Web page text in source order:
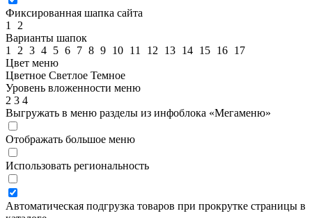
Фиксированная шапка сайта
1
2
Варианты шапок
1
2 3 4 5 6 7 8 9 10 11 12 13 14 15 16 17
Цвет меню
Цветное Светлое Темное
Уровень вложенности меню
2 3 4
Выгружать в меню разделы из инфоблока «Мегаменю»
Отображать большое меню
Использовать региональность
Автоматическая подгрузка товаров при прокрутке страницы в